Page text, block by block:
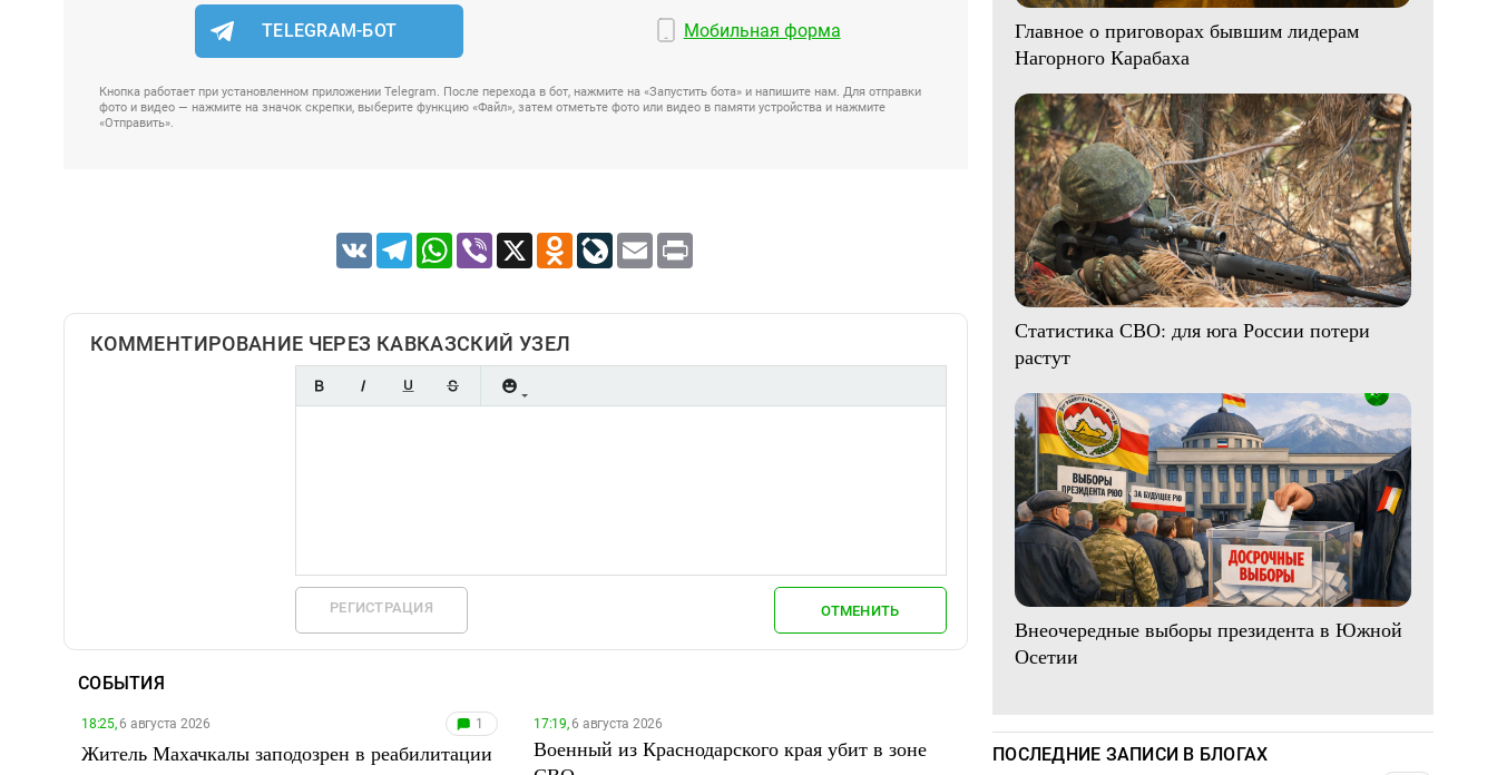
TELEGRAM-БОТ Мобильная форма
Кнопка работает при установленном приложении Telegram. После перехода в бот, нажмите на «Запустить бота» и напишите нам. Для отправки
фото и видео — нажмите на значок скрепки, выберите функцию «Файл», затем отметьте фото или видео в памяти устройства и нажмите
«Отправить».
VK TelegramWhatsApp
Viber X Odnoklassniki
LiveJournal
Email
КОММЕНТИРОВАНИЕ ЧЕРЕЗ КАВКАЗСКИЙ УЗЕЛ
РЕГИСТРАЦИЯ ОТМЕНИТЬ
СОБЫТИЯ
18:25,6 августа 2026 1
Житель Махачкалы заподозрен в реабилитации
17:19,6 августа 2026
Военный из Краснодарского края убит в зоне
Главное о приговорах бывшим лидерам
Нагорного Карабаха
Статистика СВО: для юга России потери
растут
Внеочередные выборы президента в Южной
Осетии
ПОСЛЕДНИЕ ЗАПИСИ В БЛОГАХ